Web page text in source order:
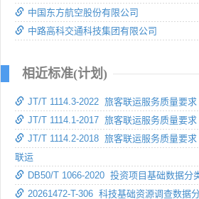
中国东方航空股份有限公司
中路高科交通科技集团有限公司
相近标准(计划)
JT/T 1114.3-2022 旅客联运服务质量要
JT/T 1114.1-2017 旅客联运服务质量要
JT/T 1114.2-2018 旅客联运服务质量要
联运
DB50/T 1066-2020 投资项目基础数据分
20261472-T-306 科技基础资源调查数据